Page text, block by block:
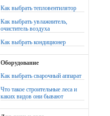
Как выбрать тепловентилятор
Как выбрать увлажнитель,
очиститель воздуха
Как выбрать кондиционер
Оборудование
Как выбрать сварочный аппарат
Что такое строительные леса и
каких видов они бывают